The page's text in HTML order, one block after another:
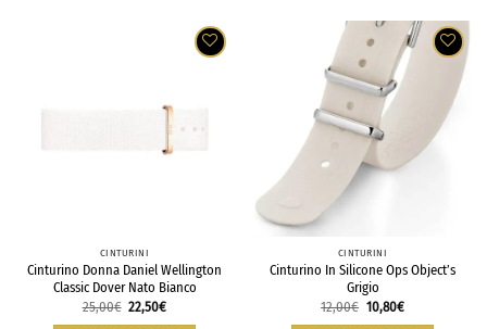
CINTURINI
Cinturino Donna Daniel Wellington
Classic Dover Nato Bianco
25,00€ 22,50€
CINTURINI
Cinturino In Silicone Ops Object’s
Grigio
12,00€ 10,80€